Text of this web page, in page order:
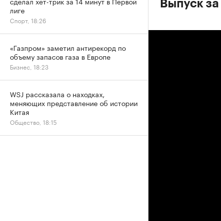
Выпуск
лиге
Спорт, 18:26
«Газпром» заметил антирекорд по
объему запасов газа в Европе
Бизнес, 18:23
WSJ рассказала о находках,
меняющих представление об истории
Китая
Общество, 18:15